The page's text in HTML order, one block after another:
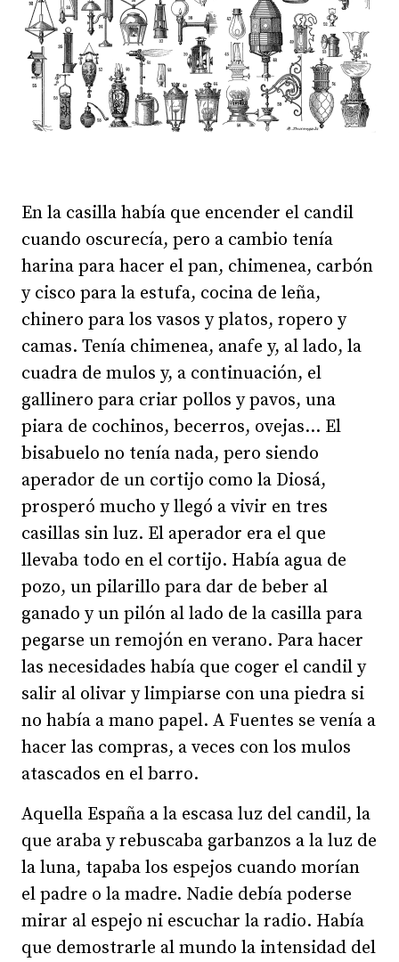
En la casilla había que encender el candil
cuando oscurecía, pero a cambio tenía
harina para hacer el pan, chimenea, carbón
y cisco para la estufa, cocina de leña,
chinero para los vasos y platos, ropero y
camas. Tenía chimenea, anafe y, al lado, la
cuadra de mulos y, a continuación, el
gallinero para criar pollos y pavos, una
piara de cochinos, becerros, ovejas... El
bisabuelo no tenía nada, pero siendo
aperador de un cortijo como la Diosá,
prosperó mucho y llegó a vivir en tres
casillas sin luz. El aperador era el que
llevaba todo en el cortijo. Había agua de
pozo, un pilarillo para dar de beber al
ganado y un pilón al lado de la casilla para
pegarse un remojón en verano. Para hacer
las necesidades había que coger el candil y
salir al olivar y limpiarse con una piedra si
no había a mano papel. A Fuentes se venía a
hacer las compras, a veces con los mulos
atascados en el barro.
Aquella España a la escasa luz del candil, la
que araba y rebuscaba garbanzos a la luz de
la luna, tapaba los espejos cuando morían
el padre o la madre. Nadie debía poderse
mirar al espejo ni escuchar la radio. Había
que demostrarle al mundo la intensidad del